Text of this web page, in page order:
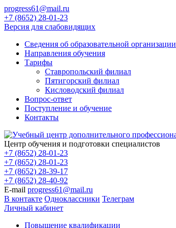
progress61@mail.ru
+7 (8652) 28-01-23
Версия для слабовидящих
Сведения об образовательной организации
Направления обучения
Тарифы
Ставропольский филиал
Пятигорский филиал
Кисловодский филиал
Вопрос-ответ
Поступление и обучение
Контакты
Центр обучения и подготовки специалистов
+7 (8652) 28-01-23
+7 (8652) 28-01-23
+7 (8652) 28-39-17
+7 (8652) 28-40-92
E-mail progress61@mail.ru
В контакте Одноклассники Телеграм
Личный кабинет
Повышение квалификации